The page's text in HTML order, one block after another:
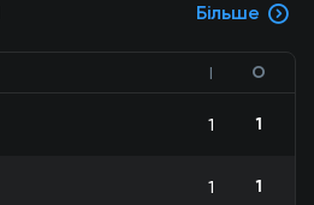
Більше
І О
1 1
1 1